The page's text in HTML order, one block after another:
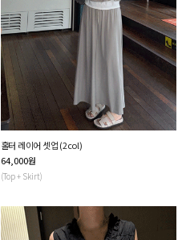
홀터 레이어 셋업 (2col)
64,000원
(Top + Skirt)